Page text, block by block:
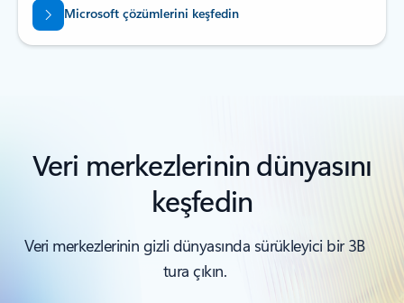
Microsoft çözümlerini keşfedin
Veri merkezlerinin dünyasını
keşfedin
Veri merkezlerinin gizli dünyasında sürükleyici bir 3B
tura çıkın.